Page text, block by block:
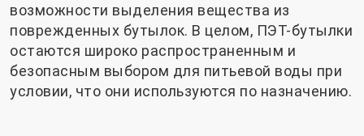
возможности выделения вещества из
поврежденных бутылок. В целом, ПЭТ-бутылки
остаются широко распространенным и
безопасным выбором для питьевой воды при
условии, что они используются по назначению.